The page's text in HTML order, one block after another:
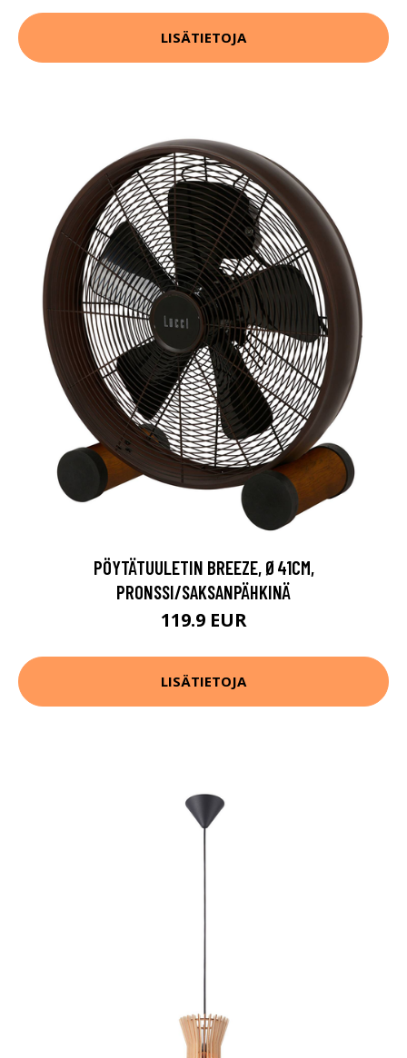
LISÄTIETOJA
PÖYTÄTUULETIN BREEZE, Ø41CM,
PRONSSI/SAKSANPÄHKINÄ
119.9 EUR
LISÄTIETOJA